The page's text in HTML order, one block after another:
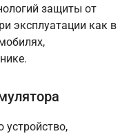
защиты от
эксплуатации как в
устройство,